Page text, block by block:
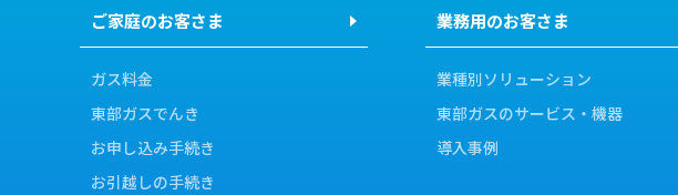
ご家庭のお客さま
ガス料金
東部ガスでんき
お申し込み手続き
お引越しの手続き
業務用のお客さま
業種別ソリューション
東部ガスのサービス・機器
導入事例